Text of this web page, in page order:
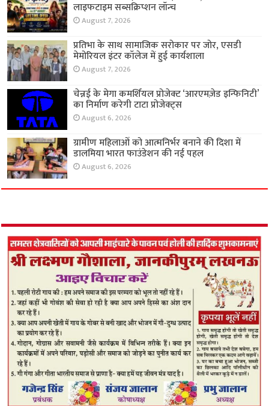
लाइफटाइम सब्सक्रिप्शन लॉन्च
August 7, 2026
प्रतिभा के साथ सामाजिक सरोकार पर जोर, एसडी
मेमोरियल इंटर कॉलेज में हुई कार्यशाला
August 7, 2026
चेन्नई के मेगा कमर्शियल प्रोजेक्ट ‘आरएमज़ेड इन्फिनिटी’
का निर्माण करेगी टाटा प्रोजेक्ट्स
August 6, 2026
ग्रामीण महिलाओं को आत्मनिर्भर बनाने की दिशा में
डालमिया भारत फाउंडेशन की नई पहल
August 6, 2026